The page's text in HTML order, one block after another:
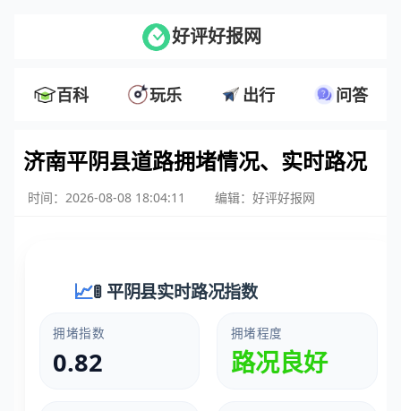
好评好报网
百科 玩乐 出行 问答
济南平阴县道路拥堵情况、实时路况
时间：2026-08-08 18:04:11 编辑：好评好报网
🚦 平阴县实时路况指数
拥堵指数
0.82
拥堵程度
路况良好